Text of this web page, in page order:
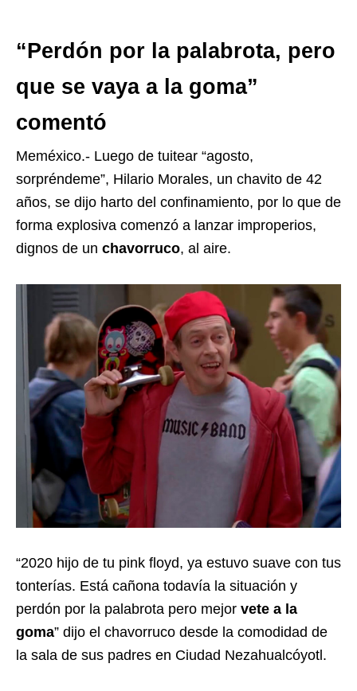
“Perdón por la palabrota, pero
que se vaya a la goma”
comentó
Meméxico.- Luego de tuitear “agosto,
sorpréndeme”, Hilario Morales, un chavito de 42
años, se dijo harto del confinamiento, por lo que de
forma explosiva comenzó a lanzar improperios,
dignos de un chavorruco, al aire.
“2020 hijo de tu pink floyd, ya estuvo suave con tus
tonterías. Está cañona todavía la situación y
perdón por la palabrota pero mejor vete a la
goma” dijo el chavorruco desde la comodidad de
la sala de sus padres en Ciudad Nezahualcóyotl.